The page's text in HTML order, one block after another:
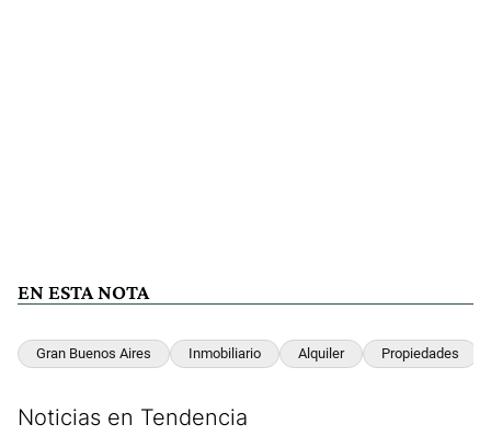
EN ESTA NOTA
Gran Buenos Aires Inmobiliario Alquiler Propiedades
Noticias en Tendencia